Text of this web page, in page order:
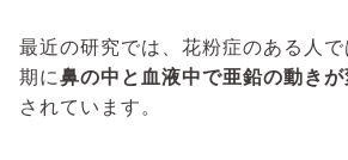
最近の研究では、花粉症のある人
期に鼻の中と血液中で亜鉛の動きが
されています。